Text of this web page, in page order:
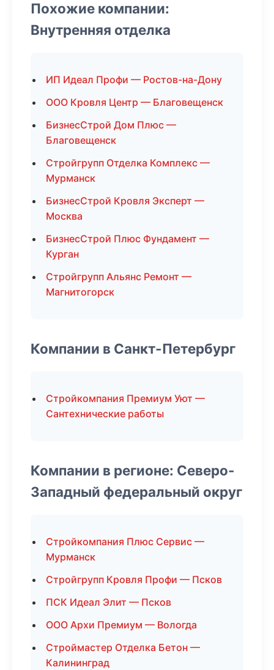
Похожие компании:
Внутренняя отделка
ИП Идеал Профи — Ростов-на-Дону
ООО Кровля Центр — Благовещенск
БизнесСтрой Дом Плюс —
Благовещенск
Стройгрупп Отделка Комплекс —
Мурманск
БизнесСтрой Кровля Эксперт —
Москва
БизнесСтрой Плюс Фундамент —
Курган
Стройгрупп Альянс Ремонт —
Магнитогорск
Компании в Санкт-Петербург
Стройкомпания Премиум Уют —
Сантехнические работы
Компании в регионе: Северо-
Западный федеральный округ
Стройкомпания Плюс Сервис —
Мурманск
Стройгрупп Кровля Профи — Псков
ПСК Идеал Элит — Псков
ООО Архи Премиум — Вологда
Строймастер Отделка Бетон —
Калининград